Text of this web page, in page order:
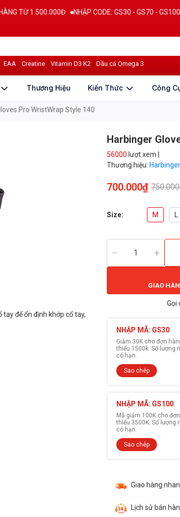
NHẬP CODE: GS30 - GS70 - GS100 giảm
EAA Creatine Vitamin D3 K2 Dầu cá Omega 3
Thương Hiệu Kiến Thức Công
Pro WristWrap Style 140
để ổn định khớp cổ tay,
Harbinger
56000 lượt xem |
Thương hiệu: Harbinger
700.000₫
Size: M
GIAO
Gọi
NHẬP MÃ: GS30
Giảm 30K cho đơn
thiểu 1500k. Số lượng
có hạn.
Sao chép
NHẬP MÃ: GS100
Mã giảm 100K cho
thiểu 3500K. Số lượng
có hạn.
Sao chép
Giao hàng
Lịch sử bán